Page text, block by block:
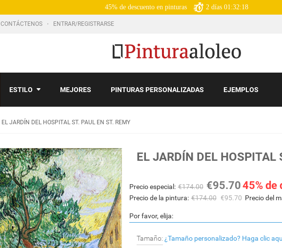
45% de descuento en pinturas 2 días 01:32:16
CONTÁCTENOS ENTRAR/REGISTRARSE
ESTILO MEJORES PINTURAS PERSONALIZADAS EJEMPLOS
EL JARDÍN DEL HOSPITAL ST. PAUL EN ST. REMY
EL JARDÍN DEL HOSPITAL
Precio especial: €174.00 €95.7045% de
Precio de la pintura: €174.00 €95.70 Precio del
Por favor, elija:
Tamaño: ¿Tamaño personalizado? Haga clic